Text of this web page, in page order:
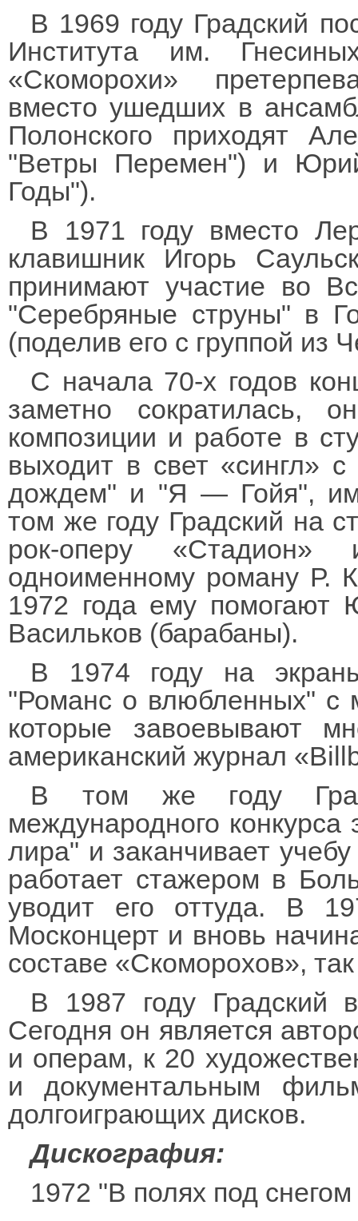
В 1969 году Градский
Института им.
«Скоморохи»
вместо ушедших в
Полонского приходят
"Ветры Перемен") и
Годы").
В 1971 году вместо
клавишник Игорь
принимают участие во
"Серебряные струны" в
(поделив его с группой из
С начала 70-х годов
заметно сократилась,
композиции и работе в
выходит в свет «сингл»
дождем" и "Я — Гойя",
том же году Градский на
рок-оперу
одноименному роману Р.
1972 года ему помогают
Васильков (барабаны).
В 1974 году на
"Романс о влюбленных" с
которые завоевывают
американский журнал
В том же году
международного конкурса
лира" и заканчивает
работает стажером в
уводит его оттуда. В
Москонцерт и вновь
составе «Скоморохов»,
В 1987 году Градский
Сегодня он является
и операм, к 20
и документальным
долгоиграющих дисков.
Дискография:
1972 "В полях под